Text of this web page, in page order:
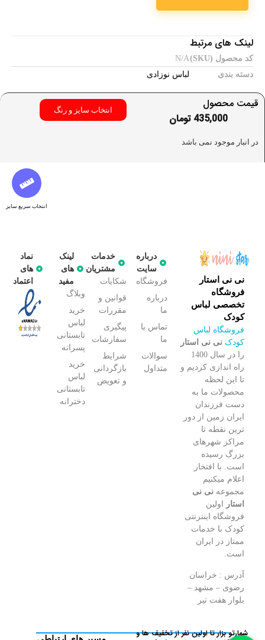
لینک های مرتبط
کد محصول (SKU)
N/A
دسته بندی
لباس نوزادی
قیمت محصول
435,000 تومان
انتخاب سایز و رنگ
در انبار موجود نمی باشد
انتخاب سریع سایز
نی نی استار
فروشگاه
تخصصی لباس
کودک
فروشگاه لباس
کودک نی نی استار
را در سال 1400
راه اندازی کردیم و
تا این لحظه
محصولات ما به
دست فرزندان
ایران زمین از دور
ترین نقطه تا
مراکز شهرهای
بزرگ رسیده
است. با افتخار
اعلام میکنیم
مجموعه نی نی
استار
اولین
فروشگاه اینترنتی
کودک با خدمات
ممتاز در ایران
است.
آدرس : خراسان
رضوی – مشهد –
بلوار هفت تیر
درباره
سایت
فروشگاه
درباره
ما
تماس با
ما
سوالات
متداول
خدمات
مشتریان
شکایات
قوانین و
مقررات
پیگیری
سفارشات
شرایط
بازگردانی
و تعویض
لینک
های
مفید
وبلاگ
خرید
لباس
تابستانی
پسرانه
خرید
لباس
تابستانی
دخترانه
نماد
های
اعتماد
شمارتو بزار تا اولین نفر از تخفیف ها و